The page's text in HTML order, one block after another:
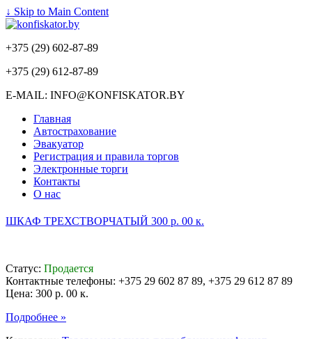
↓ Skip to Main Content
+375 (29) 602-87-89
+375 (29) 612-87-89
E-MAIL: INFO@KONFISKATOR.BY
Главная
Автострахование
Эвакуатор
Регистрация и правила торгов
Электронные торги
Контакты
О нас
ШКАФ ТРЕХСТВОРЧАТЫЙ 300 р. 00 к.
Статус: Продается
Контактные телефоны: +375 29 602 87 89, +375 29 612 87 89
Цена: 300 р. 00 к.
Подробнее »